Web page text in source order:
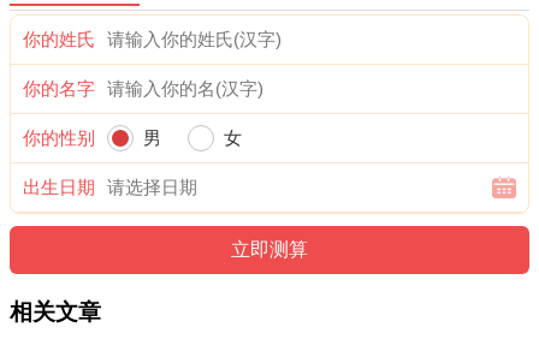
你的姓氏
你的名字
你的性别 男 女
出生日期
相关文章